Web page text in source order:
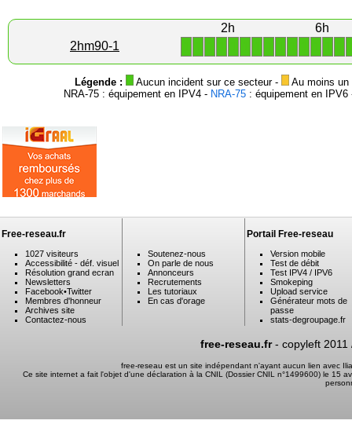
2h
6h
2hm90-1
Légende : Aucun incident sur ce secteur -
Au moins
NRA-75 : équipement en IPV4 - NRA-75 : équipement en
Free-reseau.fr
1027 visiteurs
Accessibilité - déf. visuel
Résolution grand ecran
Newsletters
Facebook•Twitter
Membres d'honneur
Archives site
Contactez-nous
Soutenez-nous
On parle de nous
Annonceurs
Recrutements
Les tutoriaux
En cas d'orage
Portail Free-reseau
Version mobile
Test de débit
Test IPV4 / IPV6
Smokeping
Upload service
Générateur mots de
passe
stats-degroupage.fr
free-reseau.fr- copyleft 2011
free-reseau est un site indépendant n'ayant aucun lien avec
Ce site internet a fait l'objet d'une déclaration à la CNIL (Dossier CNIL n°1499600) le 15